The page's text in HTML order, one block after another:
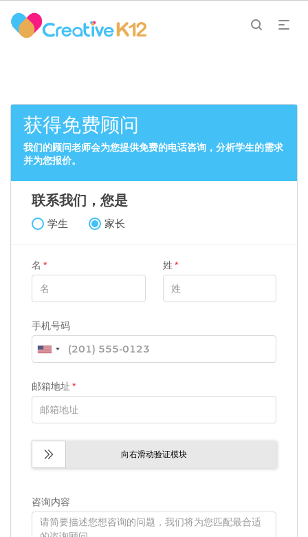
获得免费顾问
我们的顾问老师会为您提供免费的电话咨询，分析学生的需求
并为您报价。
联系我们，您是
学生 家长
名 * 姓 *
手机号码
邮箱地址 *
向右滑动验证模块
咨询内容